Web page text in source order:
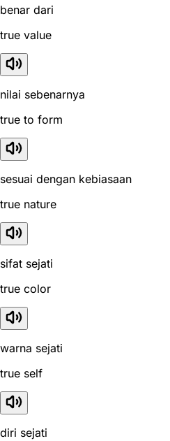
benar dari
true value
nilai sebenarnya
true to form
sesuai dengan kebiasaan
true nature
sifat sejati
true color
warna sejati
true self
diri sejati